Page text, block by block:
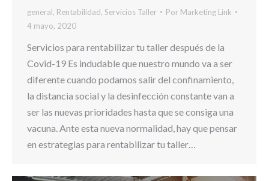
general, Rentabilidad, Servicios Taller Por Marketing Link
4 mayo, 2020
Servicios para rentabilizar tu taller después de la
Covid-19 Es indudable que nuestro mundo va a ser
diferente cuando podamos salir del confinamiento,
la distancia social y la desinfección constante van a
ser las nuevas prioridades hasta que se consiga una
vacuna. Ante esta nueva normalidad, hay que pensar
en estrategias para rentabilizar tu taller…